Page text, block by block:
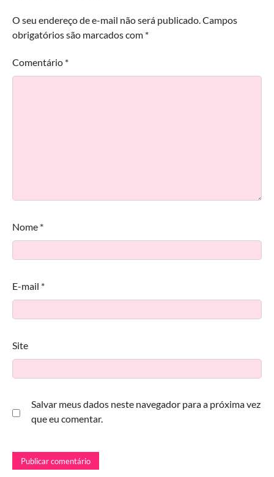
O seu endereço de e-mail não será publicado.Campos
obrigatórios são marcados com *
Comentário *
Nome *
E-mail *
Site
Salvar meus dados neste navegador para a próxima vez
que eu comentar.